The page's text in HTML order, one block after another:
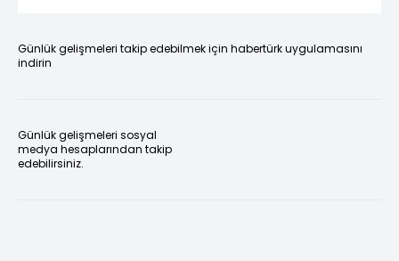
Günlük gelişmeleri takip edebilmek için habertürk uygulamasını
indirin
Günlük gelişmeleri sosyal
medya hesaplarından takip
edebilirsiniz.